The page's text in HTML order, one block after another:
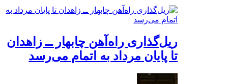
ریل‌گذاری راه‌آهن چابهار ــ زاهدان
تا پایان مرداد به اتمام می‌رسد